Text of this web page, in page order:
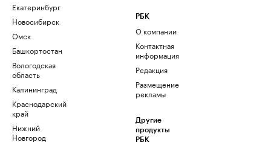
Екатеринбург
Новосибирск
Омск
Башкортостан
Вологодская
область
Калининград
Краснодарский
край
Нижний
Новгород
РБК
О компании
Контактная
информация
Редакция
Размещение
рекламы
Другие
продукты
РБК